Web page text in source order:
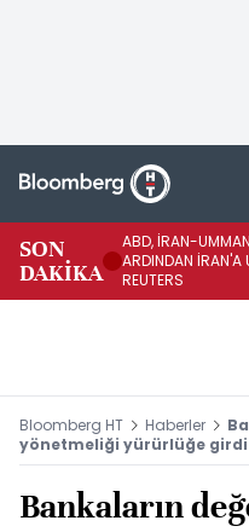
SON
DAKİKA
ABD, İRAN-
ARDINDAN İRAN'A
REUTERS
Bloomberg HT Haberler
yönetmeliği yürürlüğe girdi
Bankaların